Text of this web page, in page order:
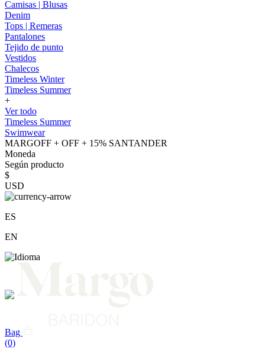
Camisas | Blusas
Denim
Tops | Remeras
Pantalones
Tejido de punto
Vestidos
Chalecos
Timeless Winter
Timeless Summer
+
Ver todo
Timeless Summer
Swimwear
MARGOFF + OFF + 15% SANTANDER
Moneda
Según producto
$
USD
ES
EN
Bag
(0)